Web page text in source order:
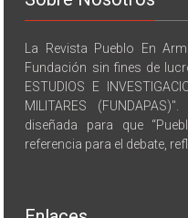
La Revista Pueblo En
Fundación sin fines de
ESTUDIOS E
MILITARES
diseñada para que
referencia para el debate,